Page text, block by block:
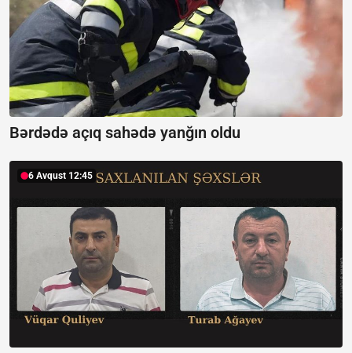
Bərdədə açıq sahədə yanğın oldu
6 Avqust 12:45